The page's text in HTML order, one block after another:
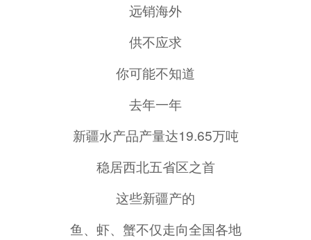
远销海外
供不应求
你可能不知道
去年一年
新疆水产品产量达19.65万吨
稳居西北五省区之首
这些新疆产的
鱼、虾、蟹不仅走向全国各地